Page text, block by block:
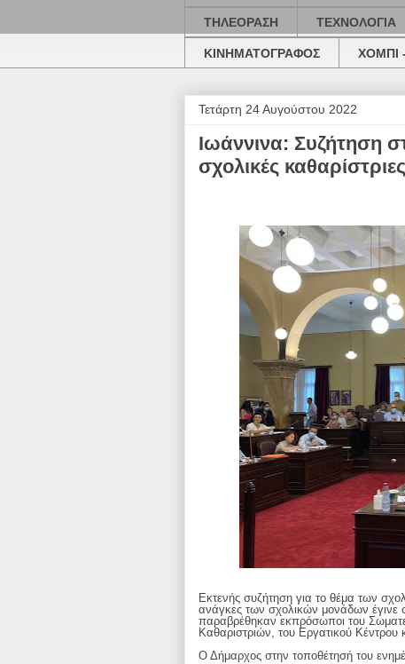
ΤΗΛΕΟΡΑΣΗ ΤΕΧΝΟΛΟΓΙΑ
ΚΙΝΗΜΑΤΟΓΡΑΦΟΣ ΧΟΜΠΙ
Τετάρτη 24 Αυγούστου 2022
Ιωάννινα: Συζήτηση
σχολικές καθαρίστριες
Εκτενής συζήτηση για το θέμα των
ανάγκες των σχολικών μονάδων έγινε
παραβρέθηκαν εκπρόσωποι του
Καθαριστριών, του Εργατικού
Ο Δήμαρχος στην τοποθέτησή του